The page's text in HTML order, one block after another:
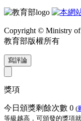
Copyright © Ministry
教育部版權所有
寫評論
獎項
今日頒獎剩餘次數 0 (
等級越高，可頒發的獎項